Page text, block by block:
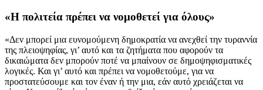
«Η πολιτεία πρέπει να νομοθετεί για όλους»
«Δεν μπορεί μια ευνομούμενη δημοκρατία να ανεχθεί την τυραννία
της πλειοψηφίας, γι’ αυτό και τα ζητήματα που αφορούν τα
δικαιώματα δεν μπορούν ποτέ να μπαίνουν σε δημοψηφισματικές
λογικές. Και γι’ αυτό και πρέπει να νομοθετούμε, για να
προστατεύσουμε και τον έναν ή την μια, εάν αυτό χρειάζεται να